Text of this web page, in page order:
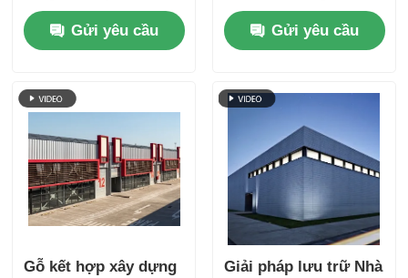
Gửi yêu cầu
các xưởng văn phòng
với bảng sandwich
Gửi yêu cầu
Gỗ kết hợp xây dựng
Giải pháp lưu trữ Nhà